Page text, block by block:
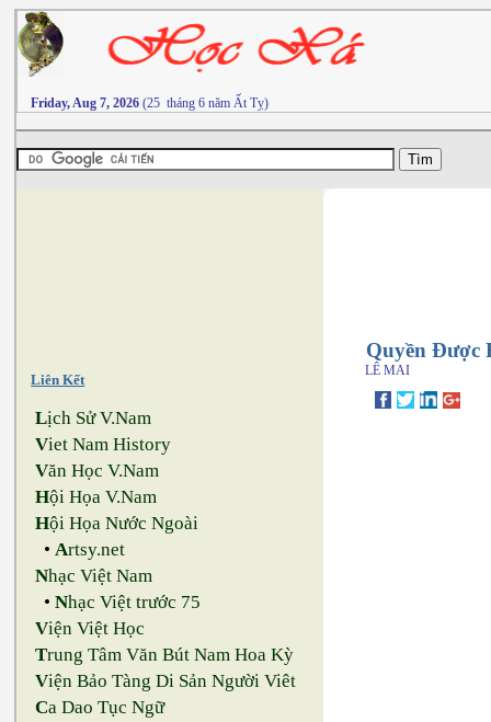
Friday, Aug 7, 2026 (25 tháng 6 năm Ất Tỵ)
Liên Kết
Lịch Sử V.Nam
Viet Nam History
Văn Học V.Nam
Hội Họa V.Nam
Hội Họa Nước Ngoài
•Artsy.net
Nhạc Việt Nam
•Nhạc Việt trước 75
Viện Việt Học
Trung Tâm Văn Bút Nam Hoa Kỳ
Viện Bảo Tàng Di Sản Người Viêt
Ca Dao Tục Ngữ
Quyền Được
LÊ MAI